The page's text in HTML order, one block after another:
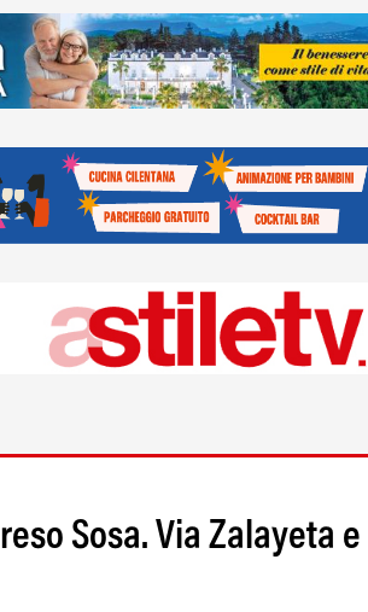
Sosa. Via Zalayeta e